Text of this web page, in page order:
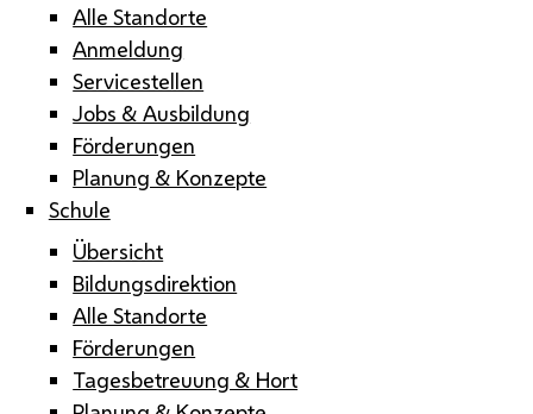
Alle Standorte
Anmeldung
Servicestellen
Jobs & Ausbildung
Förderungen
Planung & Konzepte
Schule
Übersicht
Bildungsdirektion
Alle Standorte
Förderungen
Tagesbetreuung & Hort